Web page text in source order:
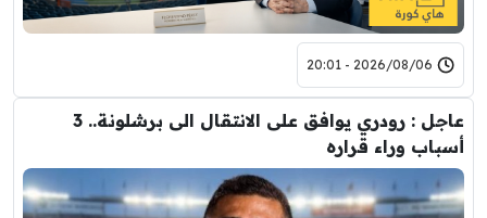
2026/08/06 - 20:01
عاجل : رودري يوافق على الانتقال الى برشلونة.. 3
أسباب وراء قراره